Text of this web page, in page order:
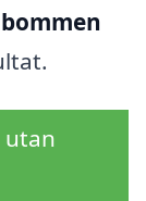
utan